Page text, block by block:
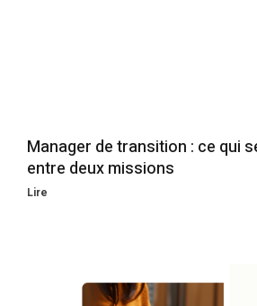
Manager de transition : ce qui
entre deux missions
Lire